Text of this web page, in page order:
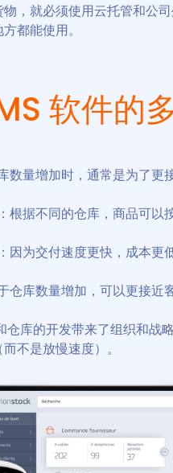
，就必须使用云托管和公
都能使用。
软件的
数量增加时，通常是为了更
：根据不同的仓库，商品可以
：因为交付速度更快，成本更低
仓库数量增加，可以更接近
仓库的开发带来了组织和战
不是放慢速度）。